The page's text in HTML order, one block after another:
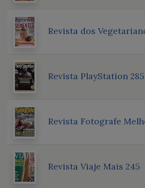
Revista dos
Revista PlayStation 285
Revista Fotografe
Revista Viaje Mais 245